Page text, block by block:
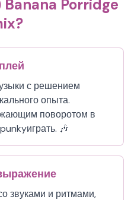
Porridge
с решением
опыта.
поворотом в
🎶
звуками и ритмами,